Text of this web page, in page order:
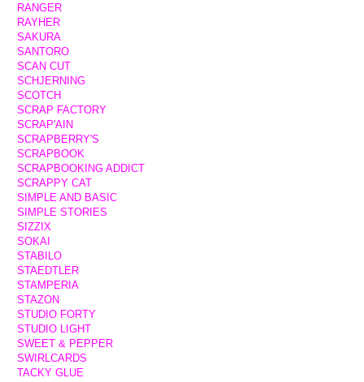
RANGER
RAYHER
SAKURA
SANTORO
SCAN CUT
SCHJERNING
SCOTCH
SCRAP FACTORY
SCRAP'AIN
SCRAPBERRY'S
SCRAPBOOK
SCRAPBOOKING ADDICT
SCRAPPY CAT
SIMPLE AND BASIC
SIMPLE STORIES
SIZZIX
SOKAI
STABILO
STAEDTLER
STAMPERIA
STAZON
STUDIO FORTY
STUDIO LIGHT
SWEET & PEPPER
SWIRLCARDS
TACKY GLUE